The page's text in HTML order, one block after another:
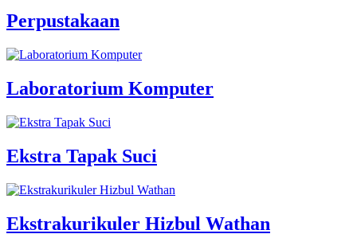
Perpustakaan
Laboratorium Komputer
Ekstra Tapak Suci
Ekstrakurikuler Hizbul Wathan